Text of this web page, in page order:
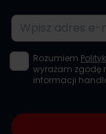
Adres e-mail
Rozumiem
wyrażam zgodę
informacji